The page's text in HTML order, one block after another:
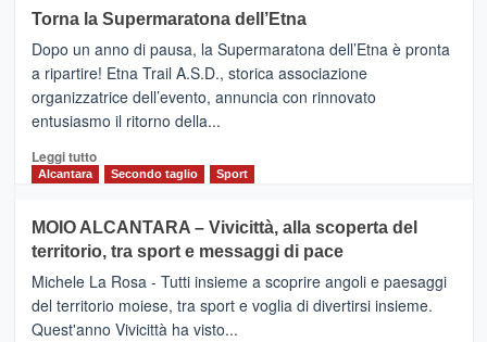
BROOKS
SuperMaratona
dell’Etna,
presentata
l’edizione
2026
Torna la Supermaratona dell’Etna
Dopo un anno di pausa, la Supermaratona dell’Etna è pronta
a ripartire! Etna Trail A.S.D., storica associazione
organizzatrice dell’evento, annuncia con rinnovato
entusiasmo il ritorno della...
Leggi tuttoLeggi
Torna
la
Supermaratona
dell’Etna
Alcantara Secondo taglio Sport
MOIO ALCANTARA – Vivicittà, alla scoperta del
territorio, tra sport e messaggi di pace
Michele La Rosa - Tutti insieme a scoprire angoli e paesaggi
del territorio moiese, tra sport e voglia di divertirsi insieme.
Quest'anno Vivicittà ha visto...